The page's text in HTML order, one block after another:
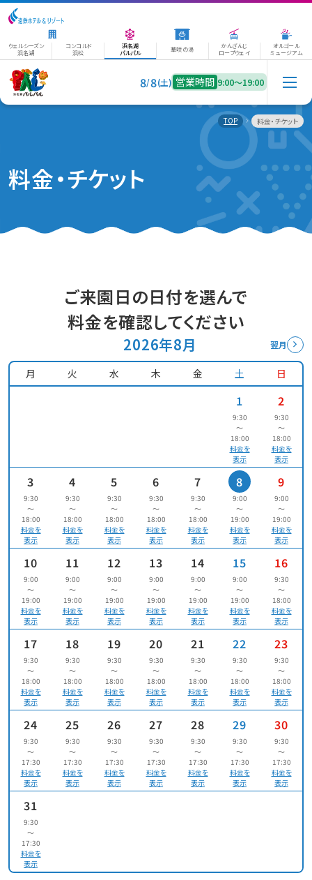
ウェルシーズン
浜名湖
コンコルド
浜松
浜名湖
パルパル
華咲の湯
かんざんじ
ロープウェイ
オルゴール
ミュージアム
8/8(土) 営業時間 9:00〜19:00
TOP 料金・チケット
料金・チケット
ご来園日の日付を選んで
料金を確認してください
2026年8月 翌月
月 火 水 木 金 土 日
1
9:30
〜
18:00
料金を
表示
2
9:30
〜
18:00
料金を
表示
3
9:30
〜
18:00
料金を
表示
4
9:30
〜
18:00
料金を
表示
5
9:30
〜
18:00
料金を
表示
6
9:30
〜
18:00
料金を
表示
7
9:30
〜
18:00
料金を
表示
8
9:00
〜
19:00
料金を
表示
9
9:00
〜
19:00
料金を
表示
10
9:00
〜
19:00
料金を
表示
11
9:00
〜
19:00
料金を
表示
12
9:00
〜
19:00
料金を
表示
13
9:00
〜
19:00
料金を
表示
14
9:00
〜
19:00
料金を
表示
15
9:00
〜
19:00
料金を
表示
16
9:30
〜
18:00
料金を
表示
17
9:30
〜
18:00
料金を
表示
18
9:30
〜
18:00
料金を
表示
19
9:30
〜
18:00
料金を
表示
20
9:30
〜
18:00
料金を
表示
21
9:30
〜
18:00
料金を
表示
22
9:30
〜
18:00
料金を
表示
23
9:30
〜
18:00
料金を
表示
24
9:30
〜
17:30
料金を
表示
25
9:30
〜
17:30
料金を
表示
26
9:30
〜
17:30
料金を
表示
27
9:30
〜
17:30
料金を
表示
28
9:30
〜
17:30
料金を
表示
29
9:30
〜
17:30
料金を
表示
30
9:30
〜
17:30
料金を
表示
31
9:30
〜
17:30
料金を
表示